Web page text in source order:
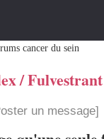
cancer du sein
/ Fulvestrant
un message]